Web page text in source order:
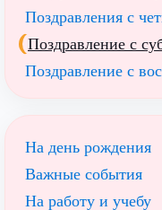
Поздравления с
Поздравление с
Поздравление с
На день рождения
Важные события
На работу и учебу